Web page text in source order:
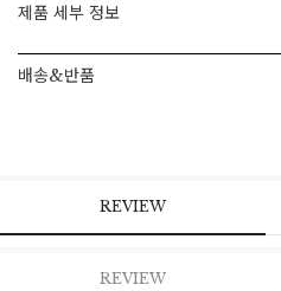
제품 세부 정보
배송&반품
REVIEW
REVIEW